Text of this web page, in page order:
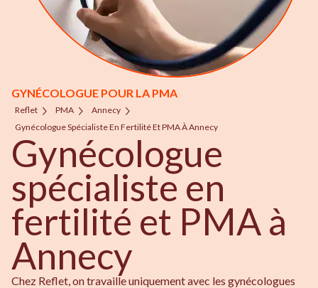
GYNÉCOLOGUE POUR LA PMA
Reflet PMA
Annecy
Gynécologue Spécialiste En Fertilité Et PMA À Annecy
Gynécologue
spécialiste en
fertilité et PMA à
Annecy
Chez Reflet, on travaille uniquement avec les gynécologues